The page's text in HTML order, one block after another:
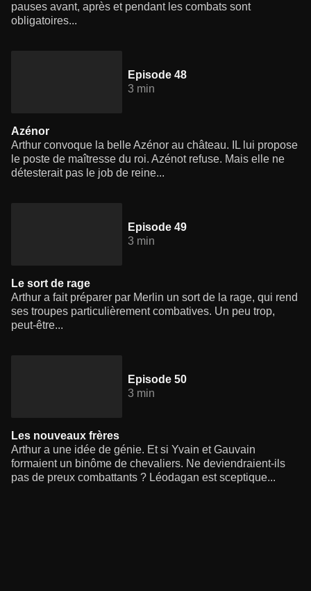
pauses avant, après et pendant les combats sont
obligatoires...
Episode 48
3 min
Azénor
Arthur convoque la belle Azénor au château. IL lui propose
le poste de maîtresse du roi. Azénot refuse. Mais elle ne
détesterait pas le job de reine...
Episode 49
3 min
Le sort de rage
Arthur a fait préparer par Merlin un sort de la rage, qui rend
ses troupes particulièrement combatives. Un peu trop,
peut-être...
Episode 50
3 min
Les nouveaux frères
Arthur a une idée de génie. Et si Yvain et Gauvain
formaient un binôme de chevaliers. Ne deviendraient-ils
pas de preux combattants ? Léodagan est sceptique...